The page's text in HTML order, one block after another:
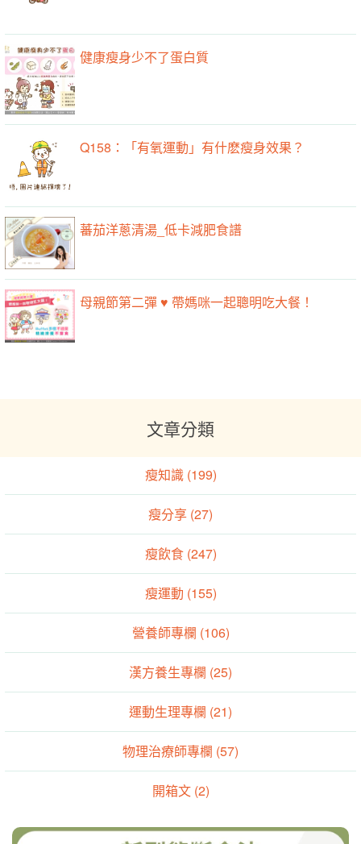
健康瘦身少不了蛋白質
Q158：「有氧運動」有什麽瘦身效果？
蕃茄洋蔥清湯_低卡減肥食譜
母親節第二彈 ♥ 帶媽咪一起聰明吃大餐！
文章分類
瘦知識 (199)
瘦分享 (27)
瘦飲食 (247)
瘦運動 (155)
營養師專欄 (106)
漢方養生專欄 (25)
運動生理專欄 (21)
物理治療師專欄 (57)
開箱文 (2)